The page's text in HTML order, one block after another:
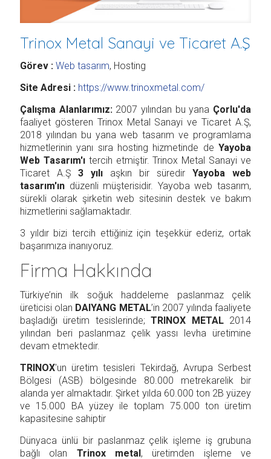
Trinox Metal Sanayi ve Ticaret A.Ş
Görev : Web tasarım, Hosting
Site Adresi : https://www.trinoxmetal.com/
Çalışma Alanlarımız:2007 yılından bu yana Çorlu'da
faaliyet gösteren Trinox Metal Sanayi ve Ticaret A.Ş,
2018 yılından bu yana web tasarım ve programlama
hizmetlerinin yanı sıra hosting hizmetinde de Yayoba
Web Tasarım'ıtercih etmiştir. Trinox Metal Sanayi ve
Ticaret A.Ş 3 yılı aşkın bir süredir Yayoba web
tasarım'ın düzenli müşterisidir. Yayoba web tasarım,
sürekli olarak şirketin web sitesinin destek ve bakım
hizmetlerini sağlamaktadır.
3 yıldır bizi tercih ettiğiniz için teşekkür ederiz, ortak
başarımıza inanıyoruz.
Firma Hakkında
Türkiye’nin ilk soğuk haddeleme paslanmaz çelik
üreticisi olan DAIYANG METAL’in 2007 yılında faaliyete
başladığı üretim tesislerinde;TRINOX METAL2014
yılından beri paslanmaz çelik yassı levha üretimine
devam etmektedir.
TRINOX'un üretim tesisleri Tekirdağ, Avrupa Serbest
Bölgesi (ASB) bölgesinde 80.000 metrekarelik bir
alanda yer almaktadır. Şirket yılda 60.000 ton 2B yüzey
ve 15.000 BA yüzey ile toplam 75.000 ton üretim
kapasitesine sahiptir
Dünyaca ünlü bir paslanmaz çelik işleme iş grubuna
bağlı olan Trinox metal, üretimden işleme ve